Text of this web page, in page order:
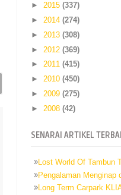
►2015(337)
►2014(274)
► 2013(308)
► 2012(369)
►2011(415)
►2010(450)
► 2009(275)
► 2008(42)
SENARAI ARTIKEL
Lost World Of Tambun
Pengalaman
Long Term Carpark